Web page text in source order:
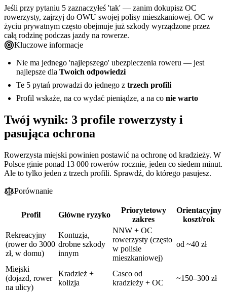
Jeśli przy pytaniu 5 zaznaczyłeś 'tak' — zanim dokupisz OC
rowerzysty, zajrzyj do OWU swojej polisy mieszkaniowej. OC w
życiu prywatnym często obejmuje już szkody wyrządzone przez
całą rodzinę podczas jazdy na rowerze.
Kluczowe informacje
Nie ma jednego 'najlepszego' ubezpieczenia roweru — jest
najlepsze dla Twoich odpowiedzi
Te 5 pytań prowadzi do jednego z trzech profili
Profil wskaże, na co wydać pieniądze, a na co nie warto
Twój wynik: 3 profile rowerzysty i
pasująca ochrona
Rowerzysta miejski powinien postawić na ochronę od kradzieży. W
Polsce ginie ponad 13 000 rowerów rocznie, jeden co siedem minut.
Ale to tylko jeden z trzech profili. Sprawdź, do którego pasujesz.
Porównanie
Profil Główne ryzyko
Priorytetowy
zakres
Orientacyjny
koszt/rok
Rekreacyjny
(rower do 3000
zł, w domu)
Kontuzja,
drobne szkody
innym
NNW + OC
rowerzysty (często
w polisie
mieszkaniowej)
od ~40 zł
Miejski
(dojazd, rower
na ulicy)
Kradzież +
kolizja
Casco od
kradzieży + OC
~150–300 zł